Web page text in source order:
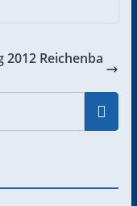
2012 Reichenba